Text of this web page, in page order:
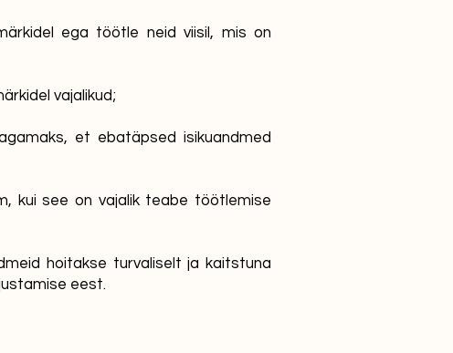
ega töötle neid viisil, mis on
vajalikud;
et ebatäpsed isikuandmed
kui see on vajalik teabe töötlemise
hoitakse turvaliselt ja kaitstuna
eest.